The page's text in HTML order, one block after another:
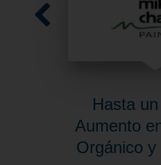
Hasta
Aumento
Orgánico y